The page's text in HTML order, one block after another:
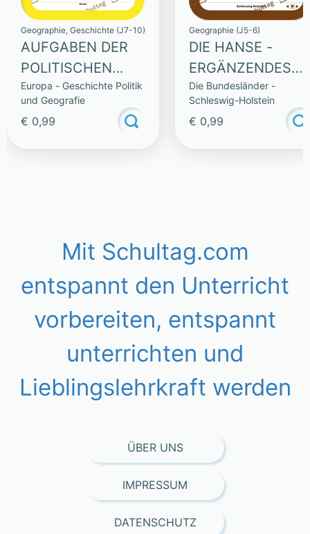
Geographie, Geschichte (J7-10)
AUFGABEN DER
POLITISCHEN
ORGANE
Europa - Geschichte Politik
und Geografie
€ 0,99
Geographie (J5-6)
DIE HANSE -
ERGÄNZENDES
MATERIAL
Die Bundesländer -
Schleswig-Holstein
€ 0,99
Mit Schultag.com
entspannt den Unterricht
vorbereiten, entspannt
unterrichten und
Lieblingslehrkraft werden
ÜBER UNS
IMPRESSUM
DATENSCHUTZ